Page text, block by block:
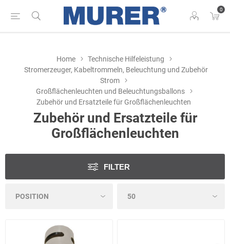
0
Home
Technische Hilfeleistung
Stromerzeuger, Kabeltrommeln, Beleuchtung und Zubehör
Strom
Großflächenleuchten und Beleuchtungsballons
Zubehör und Ersatzteile für Großflächenleuchten
Zubehör und Ersatzteile für
Großflächenleuchten
FILTER